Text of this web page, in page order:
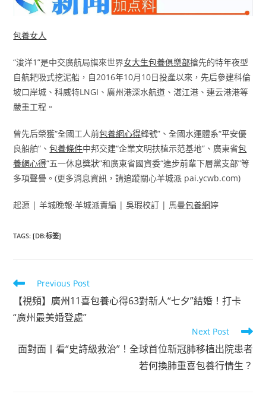
包養女人
“浚洋1”是中交廣航局旗來世界女大生包養俱樂部搶先的特年夜型
自航耙吸式挖泥船，自2016年10月10日投產以來，先后參建科倫
坡口岸城、科威特LNGI、廣州港深水航道、湛江港、連云港港等
嚴重工程。
曾先后榮獲“全國工人前包養網心得鋒號”、全國水運體系“平安優
良船舶”、包養條件中邦交建“企業文明扶植示范基地”、廣東省包
養網心得“五一休息獎狀”和廣東省國資委“進步前輩下層黨支部”等
多項聲譽。(更多消息資訊，請追蹤關心羊城派 pai.ycwb.com)
起源 | 羊城晚報·羊城派責編 | 吳瑕校訂 | 馬曼包養網婷
TAGS:[DB:标签]
Read
more
articles
Previous Post
【視頻】廣州11喜包養心得63對新人“七夕”結婚！打卡
“廣州最美婚登處”
Next Post
面對面丨看“史詩級救治”！全球首位新冠肺移植出院患者
若何換肺重喜包養行情生？